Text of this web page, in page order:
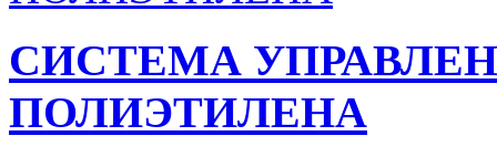
СИСТЕМА
ПОЛИЭТИЛЕНА